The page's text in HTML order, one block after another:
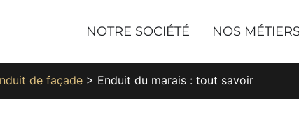
NOTRE SOCIÉTÉ NOS
de façade > Enduit du marais : tout savoir